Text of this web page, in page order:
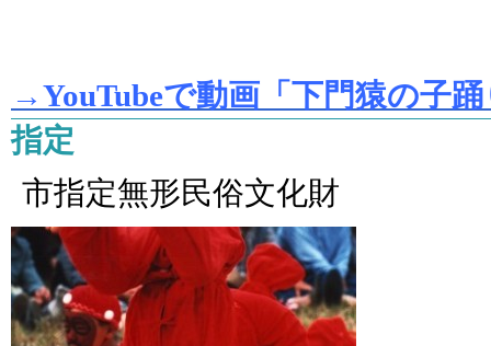
→YouTubeで動画「下門猿の子
指定
市指定無形民俗文化財